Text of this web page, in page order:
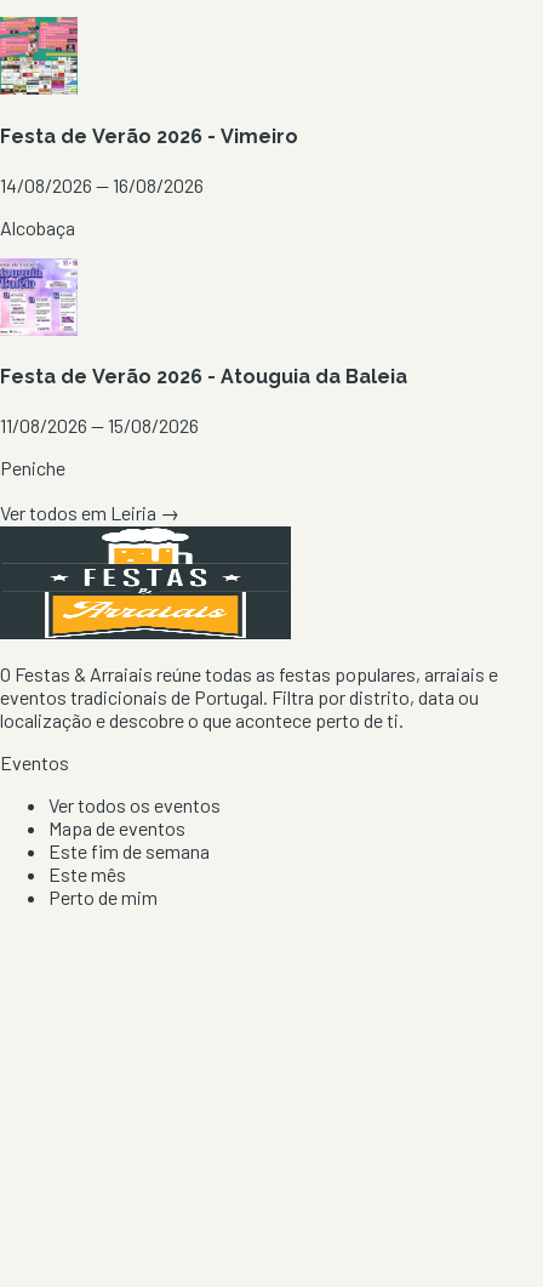
Festa de Verão 2026 - Vimeiro
14/08/2026 — 16/08/2026
Alcobaça
Festa de Verão 2026 - Atouguia da Baleia
11/08/2026 — 15/08/2026
Peniche
Ver todos em Leiria →
O Festas & Arraiais reúne todas as festas populares, arraiais e
eventos tradicionais de Portugal. Filtra por distrito, data ou
localização e descobre o que acontece perto de ti.
Eventos
Ver todos os eventos
Mapa de eventos
Este fim de semana
Este mês
Perto de mim